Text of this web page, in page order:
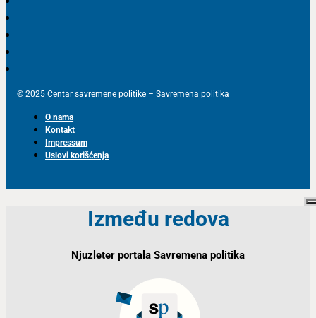
© 2025 Centar savremene politike – Savremena politika
O nama
Kontakt
Impressum
Uslovi korišćenja
Između redova
Njuzleter portala Savremena politika